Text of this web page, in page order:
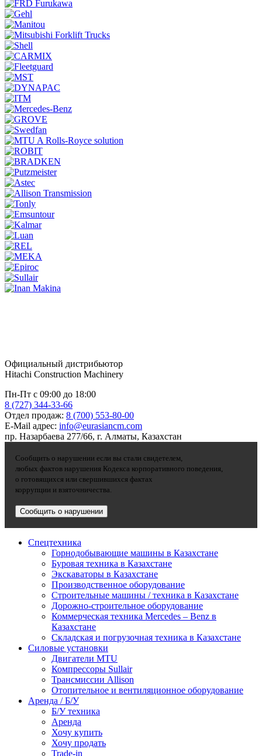
Официальный дистрибьютор
Hitachi Construction Machinery
Пн-Пт с 09:00 до 18:00
8 (727) 344-33-66
Отдел продаж: 8 (700) 553-80-00
E-Mail адрес: info@eurasiancm.com
пр. Назарбаева 277/66, г. Алматы, Казахстан
Сообщить о нарушении если вы стали свидетелем,
любых фактов нарушения Кодекса корпоративного поведения,
о готовящихся или свершившихся фактах
коррупции и взяточничества.
Сообщить о нарушении
Спецтехника
Горнодобывающие машины в Казахстане
Буровая техника в Казахстане
Экскаваторы в Казахстане
Производственное оборудование
Строительные машины / техника в Казахстане
Дорожно-строительное оборудование
Коммерческая техника Mercedes – Benz в
Казахстане
Складская и погрузочная техника в Казахстане
Силовые установки
Двигатели MTU
Компрессоры Sullair
Трансмиссии Allison
Отопительное и вентиляционное оборудование
Аренда / Б/У
Б/У техника
Аренда
Хочу купить
Хочу продать
Trade-in